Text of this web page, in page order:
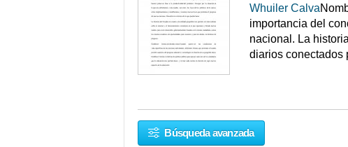
Whuiler Calva
importancia del
nacional. La
diarios conectados
Búsqueda avanzada